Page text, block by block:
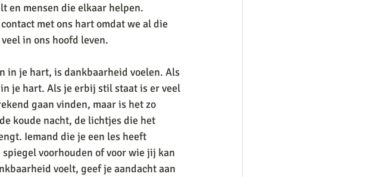
en mensen die elkaar helpen.
met ons hart omdat we al die
in ons hoofd leven.
in je hart, is dankbaarheid voelen. Als
je hart. Als je erbij stil staat is er veel
gaan vinden, maar is het zo
koude nacht, de lichtjes die het
Iemand die je een les heeft
voorhouden of voor wie jij kan
voelt, geef je aandacht aan